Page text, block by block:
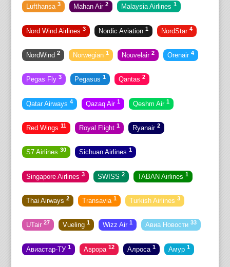
Lufthansa 3 Mahan Air 2 Malaysia Airlines 1
Nord Wind Airlines 3 Nordic Aviation 1 NordStar 4
NordWind 2 Norwegian 1 Nouvelair 2 Orenair 4
Pegas Fly 3 Pegasus 1 Qantas 2
Qatar Airways 4 Qazaq Air 1 Qeshm Air 1
Red Wings 11 Royal Flight 1 Ryanair 2
S7 Airlines 30 Sichuan Airlines 1
Singapore Airlines 3 SWISS 2 TABAN Airlines 1
Thai Airways 2 Transavia 1 Turkish Airlines 3
UTair 27 Vueling 1 Wizz Air 1 Авиа Новости 33
Авиастар-ТУ 1 Аврора 12 Алроса 1 Амур 1